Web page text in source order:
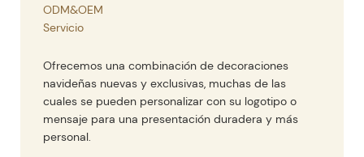
ODM&OEM
Servicio
Ofrecemos una combinación de decoraciones
navideñas nuevas y exclusivas, muchas de las
cuales se pueden personalizar con su logotipo o
mensaje para una presentación duradera y más
personal.